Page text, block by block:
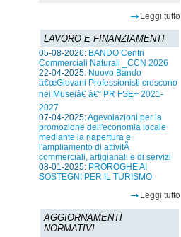
Leggi tutto
LAVORO E FINANZIAMENTI
05-08-2026: BANDO Centri
Commerciali Naturali _CCN 2026
22-04-2025: Nuovo Bando
â€œGiovani Professionisti crescono
nei Museiâ€ â€“ PR FSE+ 2021-
2027
07-04-2025:Agevolazioni per la
promozione dell'economia locale
mediante la riapertura e
l'ampliamento di attivitÃ
commerciali, artigianali e di servizi
08-01-2025: PROROGHE AI
SOSTEGNI PER IL TURISMO
Leggi tutto
AGGIORNAMENTI
NORMATIVI